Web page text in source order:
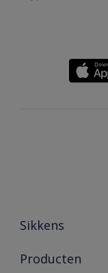
Sikkens
Over Sikkens
Producten